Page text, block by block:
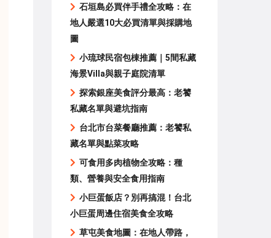
石垣島必買伴手禮全攻略：在
地人嚴選10大必買清單與採購地
圖
小琉球民宿包棟推薦｜5間私藏
海景Villa與親子庭院清單
探索銀座美食評分最高：老饕
私藏名單與避坑指南
台北市台菜餐廳推薦：老饕私
藏名單與點菜攻略
可食用多肉植物全攻略：種
類、營養與安全食用指南
小巨蛋飯店？別再搞混！台北
小巨蛋周邊住宿美食全攻略
草屯美食地圖：在地人帶路，